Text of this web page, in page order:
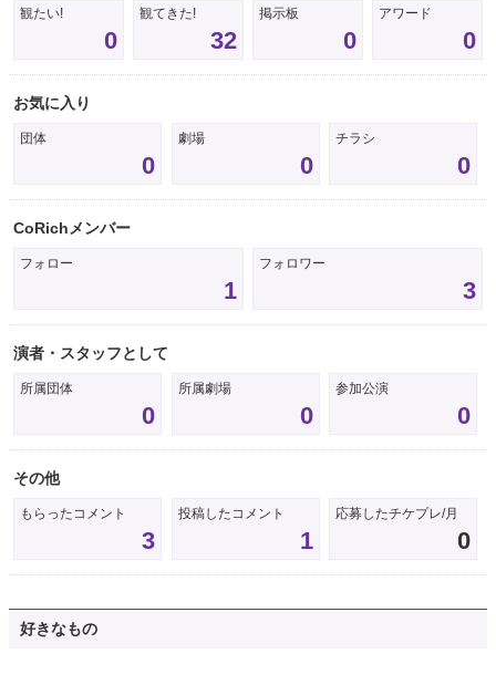
観たい!
0
観てきた!
32
掲示板
0
アワード
0
お気に入り
団体
0
劇場
0
チラシ
0
CoRichメンバー
フォロー
1
フォロワー
3
演者・スタッフとして
所属団体
0
所属劇場
0
参加公演
0
その他
もらったコメント
3
投稿したコメント
1
応募したチケプレ/月
0
好きなもの